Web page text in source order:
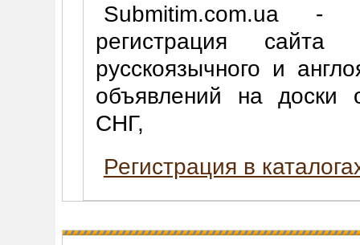
Submitim.com.ua -
регистрация
русскоязычного и
объявлений на доски
СНГ,
Регистрация в